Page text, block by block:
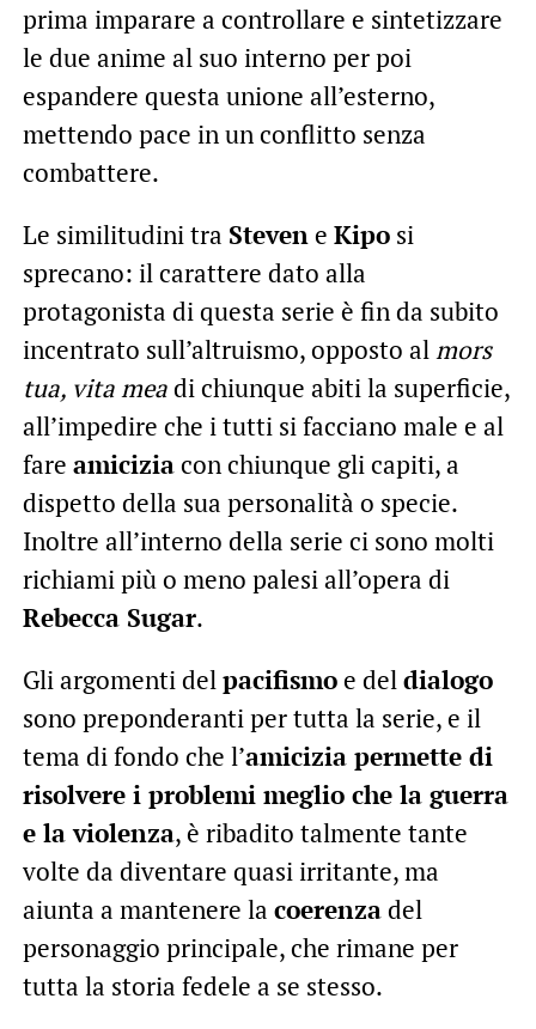
prima imparare a controllare e sintetizzare
le due anime al suo interno per poi
espandere questa unione all’esterno,
mettendo pace in un conflitto senza
combattere.
Le similitudini tra Stevene Kiposi
sprecano: il carattere dato alla
protagonista di questa serie è fin da subito
incentrato sull’altruismo, opposto almors
tua, vita meadi chiunque abiti la superficie,
all’impedire che i tutti si facciano male e al
fare amiciziacon chiunque gli capiti, a
dispetto della sua personalità o specie.
Inoltre all’interno della serie ci sono molti
richiami più o meno palesi all’opera di
Rebecca Sugar.
Gli argomenti delpacifismoe deldialogo
sono preponderanti per tutta la serie, e il
tema di fondo che l’amicizia permette di
risolvere i problemi meglio che la guerra
e la violenza, è ribadito talmente tante
volte da diventare quasi irritante, ma
aiunta a mantenere la coerenzadel
personaggio principale, che rimane per
tutta la storia fedele a se stesso.